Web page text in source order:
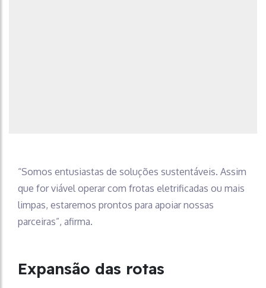
“Somos entusiastas de soluções sustentáveis. Assim
que for viável operar com frotas eletrificadas ou mais
limpas, estaremos prontos para apoiar nossas
parceiras”, afirma.
Expansão das rotas